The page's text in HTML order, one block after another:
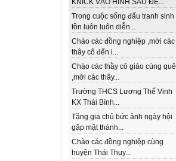
KNICK VÀO HÌNH SAU ĐỂ...
Trong cuộc sống đấu tranh sinh
tồn luôn luôn diễn...
Chào các đồng nghiệp ,mời các
thây cô đến i...
Chào các thầy cô giáo cùng quê
,mời các thây...
Trường THCS Lương Thế Vinh
KX Thái Bình...
Tặng gia chủ bức ảnh ngày hội
gặp mặt thành...
Chào các đồng nghiệp cùng
huyện Thái Thụy...